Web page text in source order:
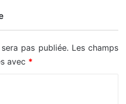
pas publiée. Les champs
avec *